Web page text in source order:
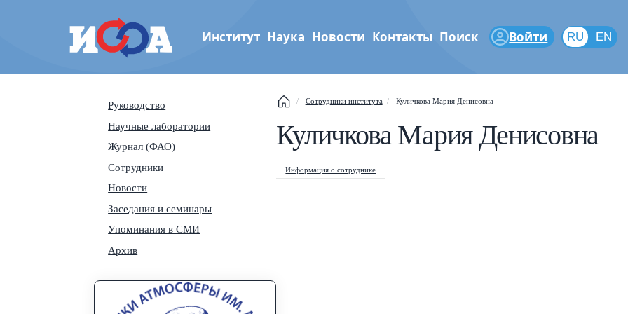
Институт физики атмосферы
Институт Наука Новости Контакты Поиск Войти RU EN
RU
Руководство
Научные лаборатории
Журнал (ФАО)
Сотрудники
Новости
Заседания и семинары
Упоминания в СМИ
Архив
Сотрудники института Куличкова Мария Денисовна
Куличкова Мария Денисовна
Информация о сотруднике
Search popup